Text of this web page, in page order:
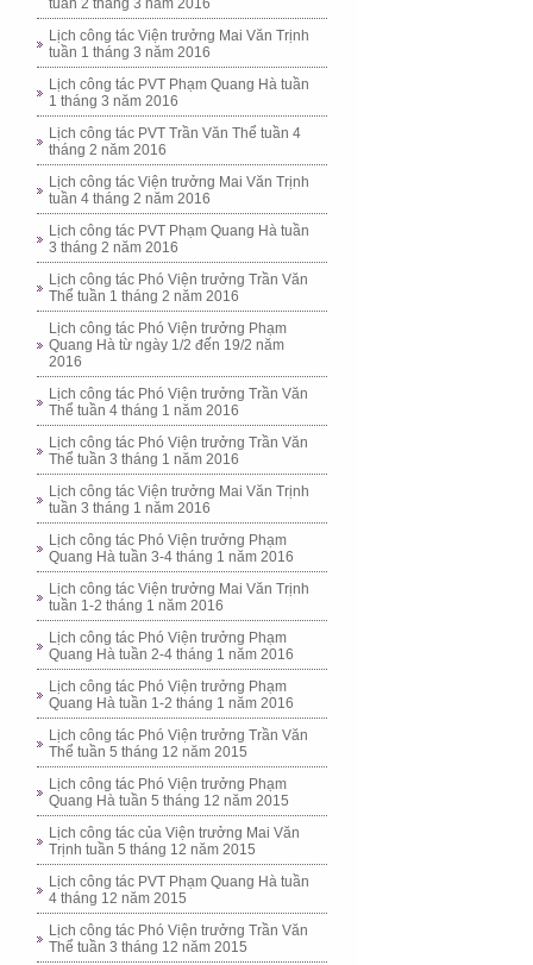
tuần 2 tháng 3 năm 2016
Lịch công tác Viện trưởng Mai Văn Trịnh
tuần 1 tháng 3 năm 2016
Lịch công tác PVT Phạm Quang Hà tuần
1 tháng 3 năm 2016
Lịch công tác PVT Trần Văn Thể tuần 4
tháng 2 năm 2016
Lịch công tác Viện trưởng Mai Văn Trịnh
tuần 4 tháng 2 năm 2016
Lịch công tác PVT Phạm Quang Hà tuần
3 tháng 2 năm 2016
Lịch công tác Phó Viện trưởng Trần Văn
Thể tuần 1 tháng 2 năm 2016
Lịch công tác Phó Viện trưởng Phạm
Quang Hà từ ngày 1/2 đến 19/2 năm
2016
Lịch công tác Phó Viện trưởng Trần Văn
Thể tuần 4 tháng 1 năm 2016
Lịch công tác Phó Viện trưởng Trần Văn
Thể tuần 3 tháng 1 năm 2016
Lịch công tác Viện trưởng Mai Văn Trịnh
tuần 3 tháng 1 năm 2016
Lịch công tác Phó Viện trưởng Phạm
Quang Hà tuần 3-4 tháng 1 năm 2016
Lịch công tác Viện trưởng Mai Văn Trịnh
tuần 1-2 tháng 1 năm 2016
Lịch công tác Phó Viện trưởng Phạm
Quang Hà tuần 2-4 tháng 1 năm 2016
Lịch công tác Phó Viện trưởng Phạm
Quang Hà tuần 1-2 tháng 1 năm 2016
Lịch công tác Phó Viện trưởng Trần Văn
Thể tuần 5 tháng 12 năm 2015
Lịch công tác Phó Viện trưởng Phạm
Quang Hà tuần 5 tháng 12 năm 2015
Lịch công tác của Viện trưởng Mai Văn
Trịnh tuần 5 tháng 12 năm 2015
Lịch công tác PVT Phạm Quang Hà tuần
4 tháng 12 năm 2015
Lịch công tác Phó Viện trưởng Trần Văn
Thể tuần 3 tháng 12 năm 2015